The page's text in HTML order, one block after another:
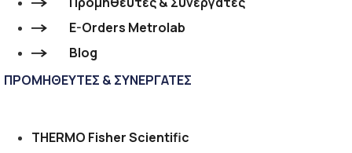
E-Orders Metrolab
Blog
ΠΡΟΜΗΘΕΥΤΕΣ & ΣΥΝΕΡΓΑΤΕΣ
THERMO Fisher Scientific